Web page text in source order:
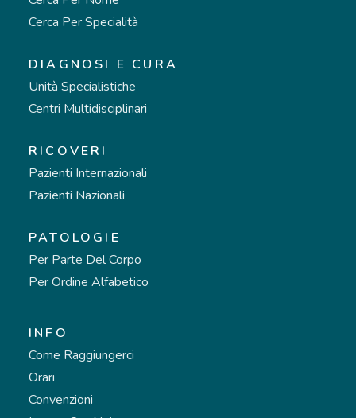
Cerca Per Specialità
DIAGNOSI E CURA
Unità Specialistiche
Centri Multidisciplinari
RICOVERI
Pazienti Internazionali
Pazienti Nazionali
PATOLOGIE
Per Parte Del Corpo
Per Ordine Alfabetico
INFO
Come Raggiungerci
Orari
Convenzioni